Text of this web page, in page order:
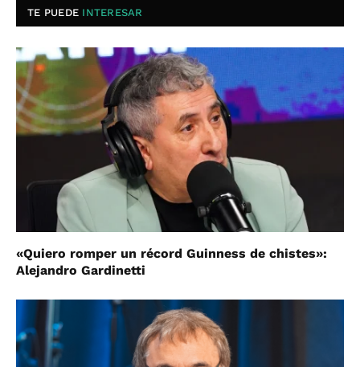
TE PUEDE INTERESAR
«Quiero romper un récord Guinness de chistes»:
Alejandro Gardinetti